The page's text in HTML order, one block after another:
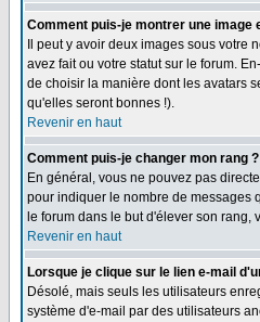
Comment puis-je montrer une image
Il peut y avoir deux images sous
avez fait ou votre statut sur le forum.
de choisir la manière dont les avatars
qu'elles seront bonnes !).
Revenir en haut
Comment puis-je changer mon rang ?
En général, vous ne pouvez pas
pour indiquer le nombre de messages
le forum dans le but d'élever son
Revenir en haut
Lorsque je clique sur le lien e-mail
Désolé, mais seuls les utilisateurs
système d'e-mail par des utilisateurs